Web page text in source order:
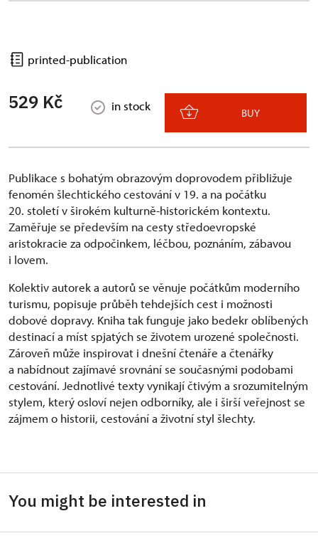
printed-publication
529 Kč in stock BUY
Publikace s bohatým obrazovým doprovodem přibližuje
fenomén šlechtického cestování v 19. a na počátku
20. století v širokém kulturně-historickém kontextu.
Zaměřuje se především na cesty středoevropské
aristokracie za odpočinkem, léčbou, poznáním, zábavou
i lovem.
Kolektiv autorek a autorů se věnuje počátkům moderního
turismu, popisuje průběh tehdejších cest i možnosti
dobové dopravy. Kniha tak funguje jako bedekr oblíbených
destinací a míst spjatých se životem urozené společnosti.
Zároveň může inspirovat i dnešní čtenáře a čtenářky
a nabídnout zajímavé srovnání se současnými podobami
cestování. Jednotlivé texty vynikají čtivým a srozumitelným
stylem, který osloví nejen odborníky, ale i širší veřejnost se
zájmem o historii, cestování a životní styl šlechty.
You might be interested in